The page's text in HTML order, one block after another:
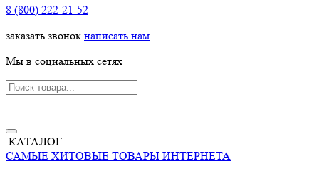
8 (800) 222-21-52
заказать звонок написать нам
Мы в социальных сетях
КАТАЛОГ
САМЫЕ ХИТОВЫЕ ТОВАРЫ ИНТЕРНЕТА